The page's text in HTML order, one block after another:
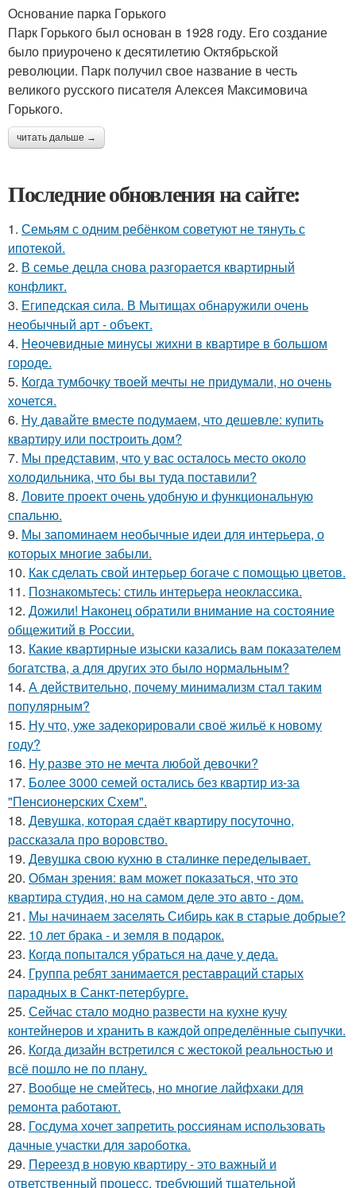
Основание парка Горького
Парк Горького был основан в 1928 году. Его создание
было приурочено к десятилетию Октябрьской
революции. Парк получил свое название в честь
великого русского писателя Алексея Максимовича
Горького.
читать дальше →
Последние обновления на сайте:
1. Семьям с одним ребёнком советуют не тянуть с
ипотекой.
2. В семье децла снова разгорается квартирный
конфликт.
3. Египедская сила. В Мытищах обнаружили очень
необычный арт - объект.
4. Неочевидные минусы жихни в квартире в большом
городе.
5. Когда тумбочку твоей мечты не придумали, но очень
хочется.
6. Ну давайте вместе подумаем, что дешевле: купить
квартиру или построить дом?
7. Мы представим, что у вас осталось место около
холодильника, что бы вы туда поставили?
8. Ловите проект очень удобную и функциональную
спальню.
9. Мы запоминаем необычные идеи для интерьера, о
которых многие забыли.
10. Как сделать свой интерьер богаче с помощью цветов.
11. Познакомьтесь: стиль интерьера неоклассика.
12. Дожили! Наконец обратили внимание на состояние
общежитий в России.
13. Какие квартирные изыски казались вам показателем
богатства, а для других это было нормальным?
14. А действительно, почему минимализм стал таким
популярным?
15. Ну что, уже задекорировали своё жильё к новому
году?
16. Ну разве это не мечта любой девочки?
17. Более 3000 семей остались без квартир из-за
"Пенсионерских Схем".
18. Девушка, которая сдаёт квартиру посуточно,
рассказала про воровство.
19. Девушка свою кухню в сталинке переделывает.
20. Обман зрения: вам может показаться, что это
квартира студия, но на самом деле это авто - дом.
21. Мы начинаем заселять Сибирь как в старые добрые?
22. 10 лет брака - и земля в подарок.
23. Когда попытался убраться на даче у деда.
24. Группа ребят занимается реставраций старых
парадных в Санкт-петербурге.
25. Сейчас стало модно развести на кухне кучу
контейнеров и хранить в каждой определённые сыпучки.
26. Когда дизайн встретился с жестокой реальностью и
всё пошло не по плану.
27. Вообще не смейтесь, но многие лайфхаки для
ремонта работают.
28. Госдума хочет запретить россиянам использовать
дачные участки для зароботка.
29. Переезд в новую квартиру - это важный и
ответственный процесс, требующий тщательной